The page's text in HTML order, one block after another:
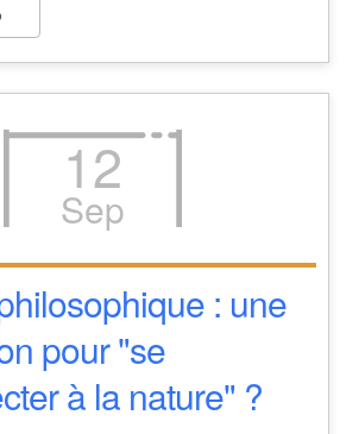
12
Sep
: une
pour "se
à la nature" ?